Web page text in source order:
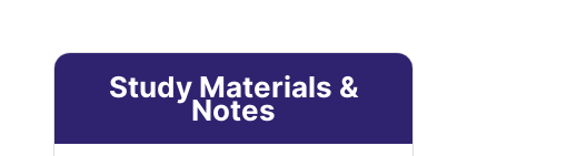
Study Materials &
Notes